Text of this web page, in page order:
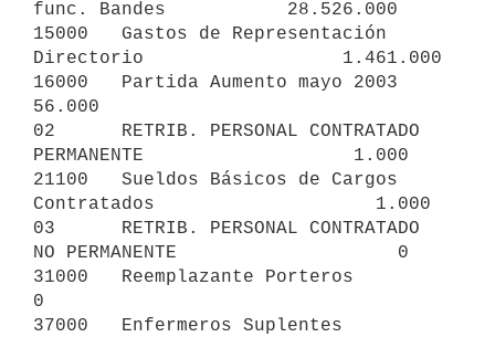
func. Bandes           28.526.000
15000   Gastos de Representación
Directorio                  1.461.000
16000   Partida Aumento mayo 2003
56.000
02      RETRIB. PERSONAL CONTRATADO
PERMANENTE                   1.000
21100   Sueldos Básicos de Cargos
Contratados                    1.000
03      RETRIB. PERSONAL CONTRATADO
NO PERMANENTE                    0
31000   Reemplazante Porteros
0
37000   Enfermeros Suplentes